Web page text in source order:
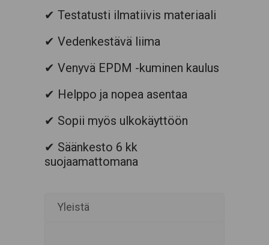
✔ Testatusti ilmatiivis materiaali
✔ Vedenkestävä liima
✔ Venyvä EPDM -kuminen kaulus
✔ Helppo ja nopea asentaa
✔ Sopii myös ulkokäyttöön
✔ Säänkesto 6 kk
suojaamattomana
Yleistä